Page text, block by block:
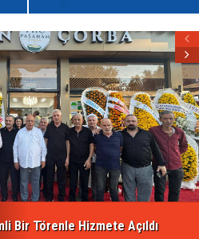
Bir Törenle Hizmete Açıldı